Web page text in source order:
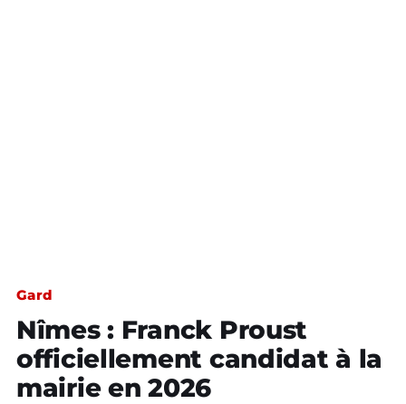
Gard
Nîmes : Franck Proust
officiellement candidat à la
mairie en 2026